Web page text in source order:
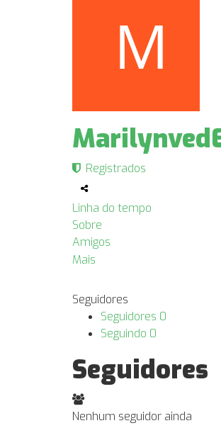
Registrados
Linha do tempo
Sobre
Amigos
Mais
Seguidores
Seguidores 0
Seguindo 0
Seguidores
Nenhum seguidor ainda